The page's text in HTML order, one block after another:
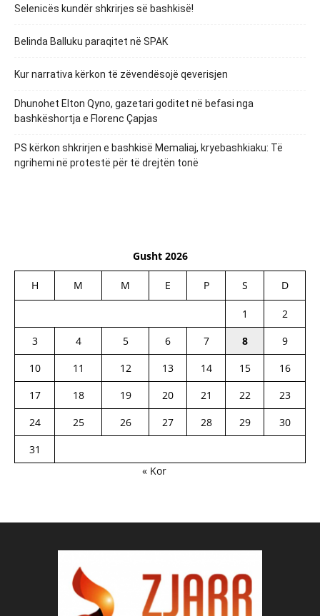
Selenicës kundër shkrirjes së bashkisë!
Belinda Balluku paraqitet në SPAK
Kur narrativa kërkon të zëvendësojë qeverisjen
Dhunohet Elton Qyno, gazetari goditet në befasi nga
bashkëshortja e Florenc Çapjas
PS kërkon shkrirjen e bashkisë Memaliaj, kryebashkiaku: Të
ngrihemi në protestë për të drejtën tonë
Gusht 2026
H M M E P S D
1
2
3
4 5 6 7 8
9
10
11 12 13 14 15
16
17
18 19 20 21 22
23
24
25 26 27 28 29
30
31
« Kor